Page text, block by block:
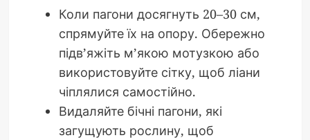
Коли пагони досягнуть 20–30 см,
спрямуйте їх на опору. Обережно
підв’яжіть м’якою мотузкою або
використовуйте сітку, щоб ліани
чіплялися самостійно.
Видаляйте бічні пагони, які
загущують рослину, щоб